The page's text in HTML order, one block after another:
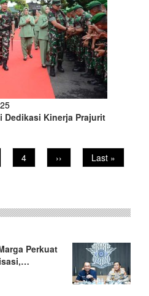
Dedikasi Kinerja Prajurit
Page
4
Next
page
››
Last
page
Last »
Perkuat